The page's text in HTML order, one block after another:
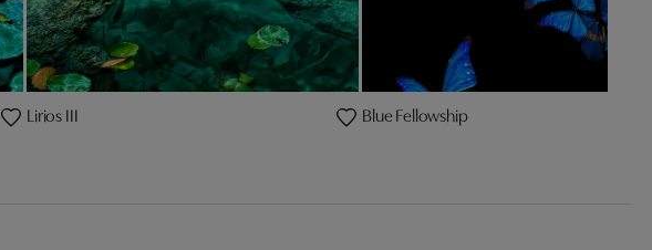
Lirios III Blue Fellowship